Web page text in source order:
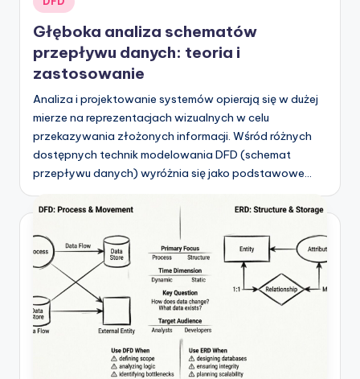
n
d
s
t
r
y
U
p
d
a
t
in
Głęboka analiza schematów
przepływu danych: teoria i
zastosowanie
Analiza i projektowanie systemów opierają się w dużej
mierze na reprezentacjach wizualnych w celu
przekazywania złożonych informacji. Wśród różnych
dostępnych technik modelowania DFD (schemat
przepływu danych) wyróżnia się jako podstawowe…